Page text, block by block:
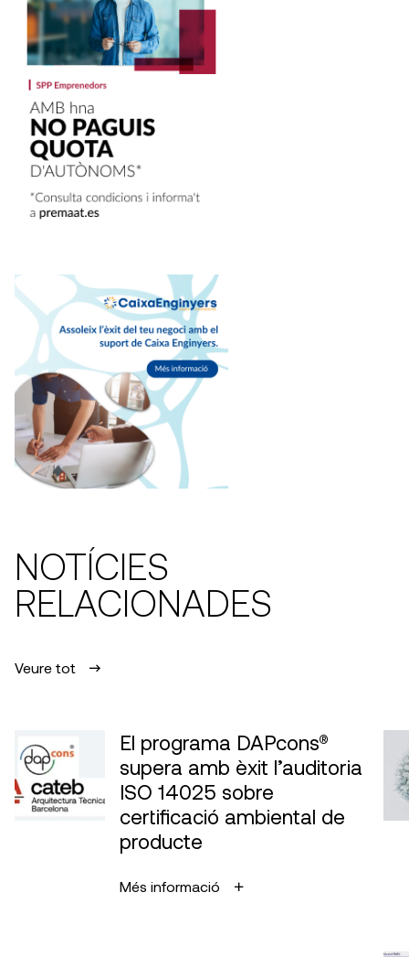
NOTÍCIES
RELACIONADES
Veure tot
El programa DAPcons®
supera amb èxit l’auditoria
ISO 14025 sobre
certificació ambiental de
producte
Més informació